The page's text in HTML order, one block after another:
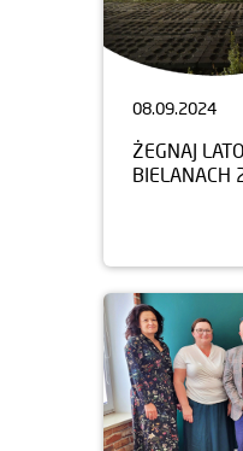
08.09.2024
ŻEGNAJ
BIELANACH